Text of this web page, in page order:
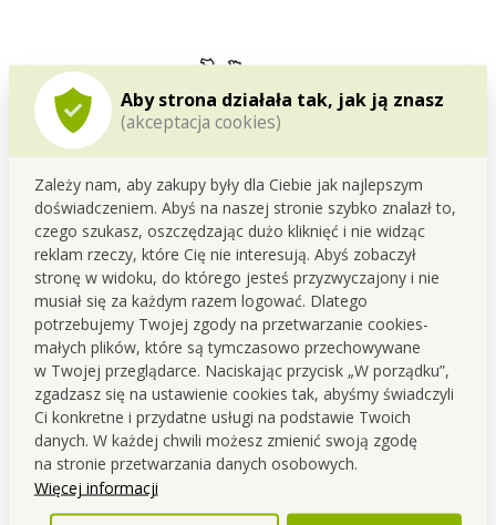
Aby strona działała tak, jak ją znasz
(akceptacja cookies)
Zależy nam, aby zakupy były dla Ciebie jak najlepszym
doświadczeniem. Abyś na naszej stronie szybko znalazł to,
czego szukasz, oszczędzając dużo kliknięć i nie widząc
reklam rzeczy, które Cię nie interesują. Abyś zobaczył
stronę w widoku, do którego jesteś przyzwyczajony i nie
musiał się za każdym razem logować. Dlatego
potrzebujemy Twojej zgody na przetwarzanie cookies-
małych plików, które są tymczasowo przechowywane
w Twojej przeglądarce. Naciskając przycisk „W porządku”,
zgadzasz się na ustawienie cookies tak, abyśmy świadczyli
Ci konkretne i przydatne usługi na podstawie Twoich
danych. W każdej chwili możesz zmienić swoją zgodę
na stronie przetwarzania danych osobowych.
Więcej informacji
Opracowujemy i produkujemy w Czechach
Ten produkt powstaje w naszym własnym zapleczu
produkcyjnym wCzeskiej Skalicy.
Już od1995 roku zajmujemy się rozwojem oraz produkcją
drogerii i kosmetyków.
Podczas opracowywania stawiamy nafunkcjonalność,
jakość oraz troskę o ludzi i dom